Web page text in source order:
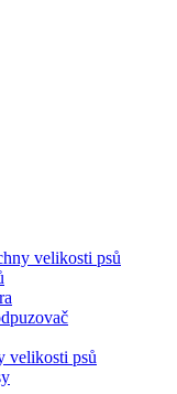
velikosti psů
velikosti psů